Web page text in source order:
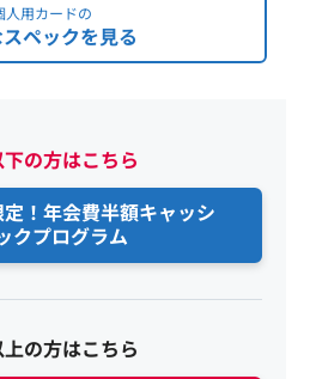
人用カードの
ペックを見る
の方はこちら
！年会費半額キャッシ
クプログラム
の方はこちら